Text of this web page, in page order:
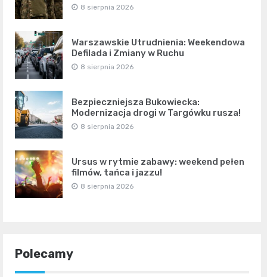
8 sierpnia 2026
Warszawskie Utrudnienia: Weekendowa
Defilada i Zmiany w Ruchu
8 sierpnia 2026
Bezpieczniejsza Bukowiecka:
Modernizacja drogi w Targówku rusza!
8 sierpnia 2026
Ursus w rytmie zabawy: weekend pełen
filmów, tańca i jazzu!
8 sierpnia 2026
Polecamy